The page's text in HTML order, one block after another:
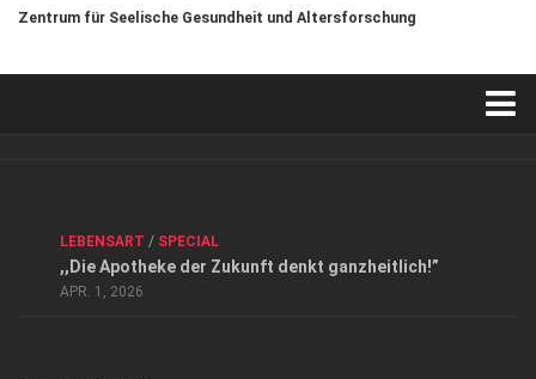
Zentrum für Seelische Gesundheit und Altersforschung
Datenschutzerklärung
Top Magazin Dresden / Ostsachsen
LEBENSART / SPECIAL
,,Die Apotheke der Zukunft denkt ganzheitlich!”
APR. 1, 2026